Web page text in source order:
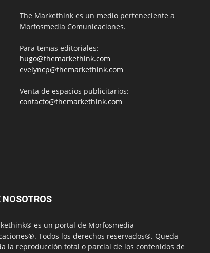
The Markethink es un medio perteneciente a
Morfosmedia Comunicaciones.
Para temas editoriales:
hugo@themarkethink.com
evelyncp@themarkethink.com
Venta de espacios publicitarios:
contacto@themarkethink.com
NOSOTROS
es un portal de Morfosmedia
Todos los derechos reservados®. Queda
la reproducción total o parcial de los contenidos de